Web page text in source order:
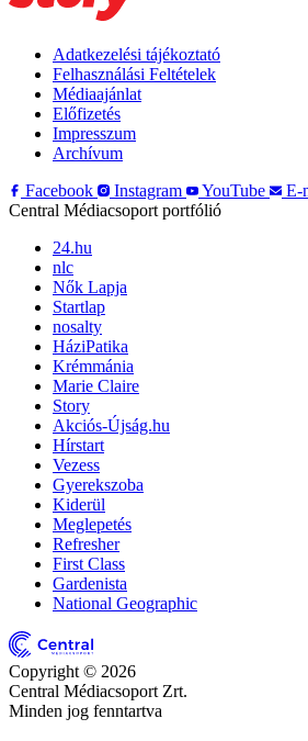
Adatkezelési tájékoztató
Felhasználási Feltételek
Médiaajánlat
Előfizetés
Impresszum
Archívum
Facebook
Instagram YouTube
E-
Central Médiacsoport portfólió
24.hu
nlc
Nők Lapja
Startlap
nosalty
HáziPatika
Krémmánia
Marie Claire
Story
Akciós-Újság.hu
Hírstart
Vezess
Gyerekszoba
Kiderül
Meglepetés
Refresher
First Class
Gardenista
National Geographic
Copyright © 2026
Central Médiacsoport Zrt.
Minden jog fenntartva